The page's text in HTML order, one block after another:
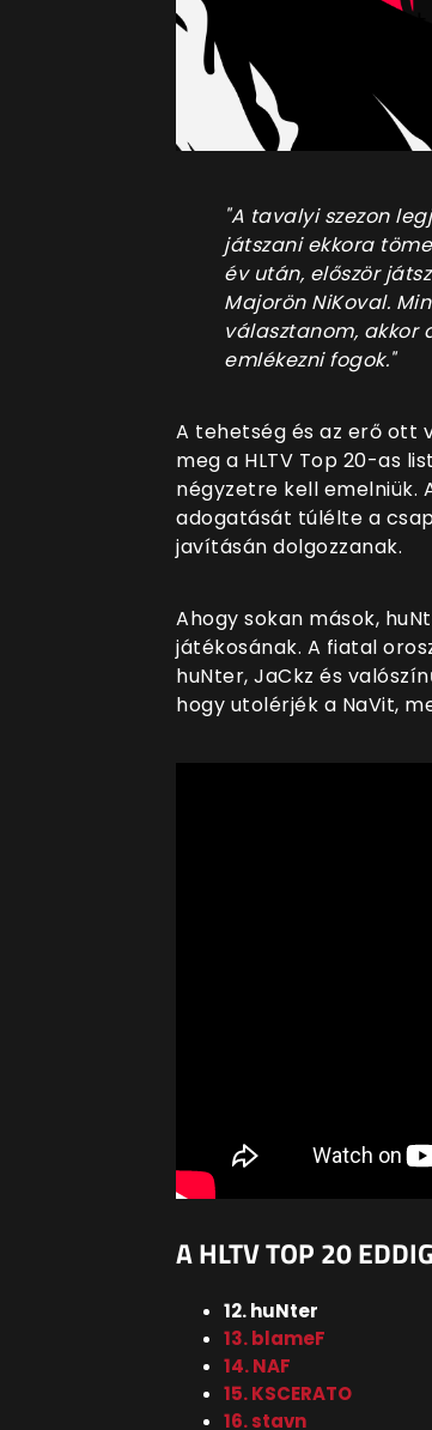
"A tavalyi szezon
játszani ekkora
év után, először
Majorön NiKoval.
választanom, akkor
emlékezni fogok."
A tehetség és az erő ott
meg a HLTV Top 20-as
négyzetre kell emelniük.
adogatását túlélte a
javításán dolgozzanak.
Ahogy sokan mások,
játékosának. A fiatal
huNter, JaCkz és
hogy utolérjék a NaVit,
A HLTV TOP 20
12. huNter
13. blameF
14. NAF
15. KSCERATO
16. stavn